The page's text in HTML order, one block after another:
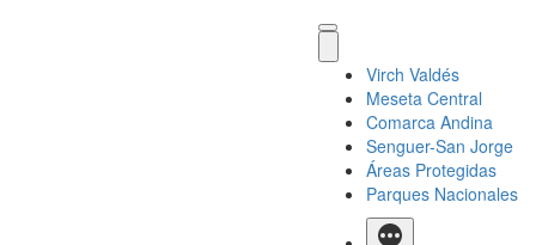
Virch Valdés
Meseta Central
Comarca Andina
Senguer-San Jorge
Áreas Protegidas
Parques Nacionales
Más